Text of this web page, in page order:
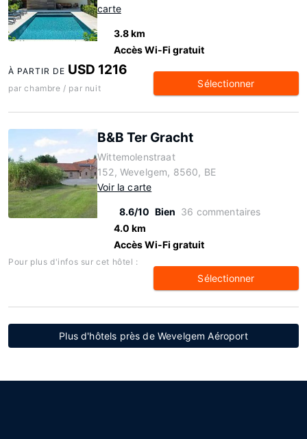
carte
3.8 km
Accès Wi-Fi gratuit
À PARTIR DE USD 1216
par chambre / par nuit Sélectionner
B&B Ter Gracht
Wittemolenstraat
152, Wevelgem, 8560, BE
Voir la carte
8.6/10 Bien 36 commentaires
4.0 km
Accès Wi-Fi gratuit
Pour plus d'infos sur cet hôtel :
Sélectionner
Plus d'hôtels près de Wevelgem Aéroport